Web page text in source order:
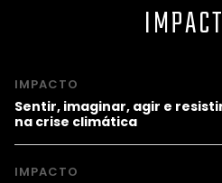
IMPACTO
Sentir, imaginar, agir e
na crise climática
IMPACTO